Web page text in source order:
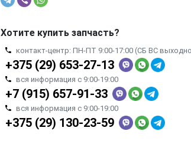
Хотите купить запчасть?
контакт-центр: ПН-ПТ 9:00-17:00 (СБ ВС
+375 (29) 653-27-13
вся информация с 9:00-19:00
+7 (915) 657-91-33
вся информация с 9:00-19:00
+375 (29) 130-23-59